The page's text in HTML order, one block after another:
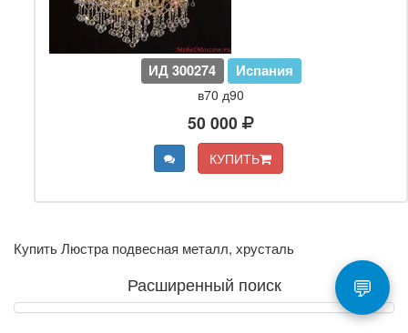
ИД 300274 Испания
в70 д90
50 000
КУПИТЬ
Купить Люстра подвесная металл, хрусталь
Расширенный поиск 💬